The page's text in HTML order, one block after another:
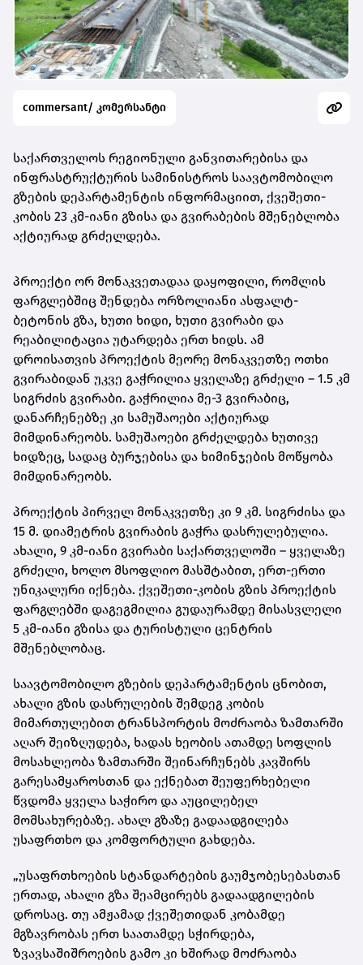
commersant/ კომერსანტი
საქართველოს რეგიონული განვითარებისა და
ინფრასტრუქტურის სამინისტროს საავტომობილო
გზების დეპარტამენტის ინფორმაციით, ქვეშეთი-
კობის 23 კმ-იანი გზისა და გვირაბების მშენებლობა
აქტიურად გრძელდება.
პროექტი ორ მონაკვეთადაა დაყოფილი, რომლის
ფარგლებშიც შენდება ორზოლიანი ასფალტ-
ბეტონის გზა, ხუთი ხიდი, ხუთი გვირაბი და
რეაბილიტაცია უტარდება ერთ ხიდს. ამ
დროისათვის პროექტის მეორე მონაკვეთზე ოთხი
გვირაბიდან უკვე გაჭრილია ყველაზე გრძელი – 1.5 კმ
სიგრძის გვირაბი. გაჭრილია მე-3 გვირაბიც,
დანარჩენებზე კი სამუშაოები აქტიურად
მიმდინარეობს. სამუშაოები გრძელდება ხუთივე
ხიდზეც, სადაც ბურჯებისა და ხიმინჯების მოწყობა
მიმდინარეობს.
პროექტის პირველ მონაკვეთზე კი 9 კმ. სიგრძისა და
15 მ. დიამეტრის გვირაბის გაჭრა დასრულებულია.
ახალი, 9 კმ-იანი გვირაბი საქართველოში – ყველაზე
გრძელი, ხოლო მსოფლიო მასშტაბით, ერთ-ერთი
უნიკალური იქნება. ქვეშეთი-კობის გზის პროექტის
ფარგლებში დაგეგმილია გუდაურამდე მისასვლელი
5 კმ-იანი გზისა და ტურისტული ცენტრის
მშენებლობაც.
საავტომობილო გზების დეპარტამენტის ცნობით,
ახალი გზის დასრულების შემდეგ კობის
მიმართულებით ტრანსპორტის მოძრაობა ზამთარში
აღარ შეიზღუდება, ხადას ხეობის ათამდე სოფლის
მოსახლეობა ზამთარში შეინარჩუნებს კავშირს
გარესამყაროსთან და ექნებათ შეუფერხებელი
წვდომა ყველა საჭირო და აუცილებელ
მომსახურებაზე. ახალ გზაზე გადაადგილება
უსაფრთხო და კომფორტული გახდება.
„უსაფრთხოების სტანდარტების გაუმჯობესებასთან
ერთად, ახალი გზა შეამცირებს გადაადგილების
დროსაც. თუ ამჟამად ქვეშეთიდან კობამდე
მგზავრობას ერთ საათამდე სჭირდება,
ზვავსაშიშროების გამო კი ხშირად მოძრაობა